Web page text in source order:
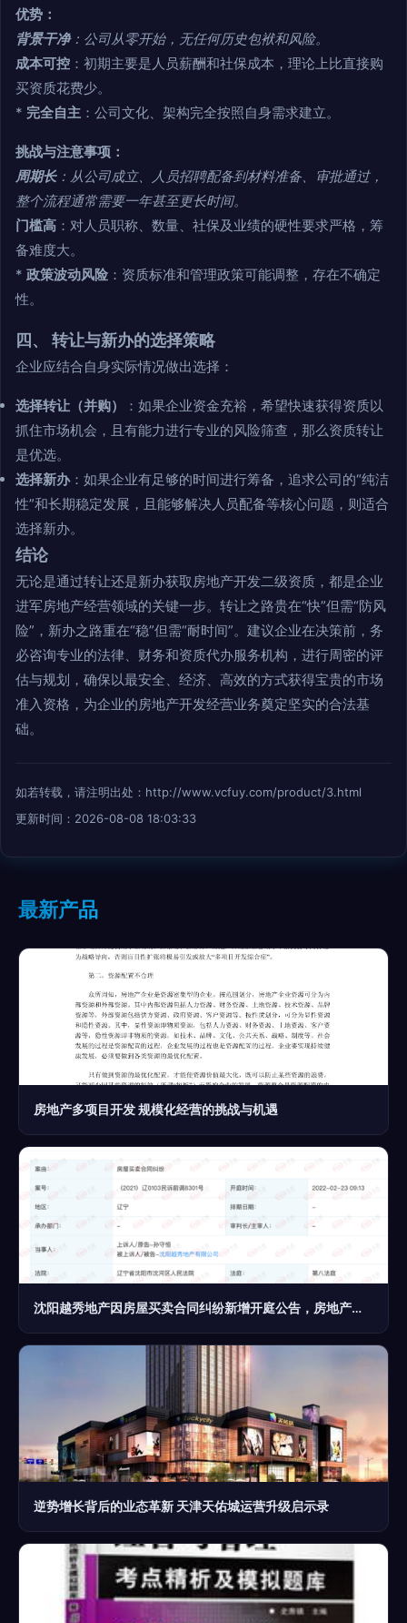
优势：
背景干净：公司从零开始，无任何历史包袱和风险。
成本可控 ：初期主要是人员薪酬和社保成本，理论上比直接购
买资质花费少。
* 完全自主 ：公司文化、架构完全按照自身需求建立。
挑战与注意事项：
周期长：从公司成立、人员招聘配备到材料准备、审批通过，
整个流程通常需要一年甚至更长时间。
门槛高 ：对人员职称、数量、社保及业绩的硬性要求严格，筹
备难度大。
* 政策波动风险 ：资质标准和管理政策可能调整，存在不确定
性。
四、 转让与新办的选择策略
企业应结合自身实际情况做出选择：
选择转让（并购）
：如果企业资金充裕，希望快速获得资质以
抓住市场机会，且有能力进行专业的风险筛查，那么资质转让
是优选。
选择新办：如果企业有足够的时间进行筹备，追求公司的“纯洁
性”和长期稳定发展，且能够解决人员配备等核心问题，则适合
选择新办。
结论
无论是通过转让还是新办获取房地产开发二级资质，都是企业
进军房地产经营领域的关键一步。转让之路贵在“快”但需“防风
险”，新办之路重在“稳”但需“耐时间”。建议企业在决策前，务
必咨询专业的法律、财务和资质代办服务机构，进行周密的评
估与规划，确保以最安全、经济、高效的方式获得宝贵的市场
准入资格，为企业的房地产开发经营业务奠定坚实的合法基
础。
如若转载，请注明出处：http://www.vcfuy.com/product/3.html
更新时间：2026-08-08 18:03:33
最新产品
房地产多项目开发 规模化经营的挑战与机遇
沈阳越秀地产因房屋买卖合同纠纷新增开庭公告，房地产经营风波再起
逆势增长背后的业态革新 天津天佑城运营升级启示录